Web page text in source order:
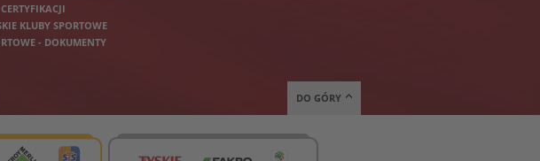
KLUBY SPORTOWE
- DOKUMENTY
DO GÓRY